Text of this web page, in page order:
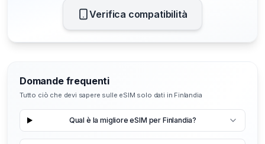
Verifica compatibilità
Domande frequenti
Tutto ciò che devi sapere sulle eSIM solo dati in Finlandia
Qual è la migliore eSIM per Finlandia?